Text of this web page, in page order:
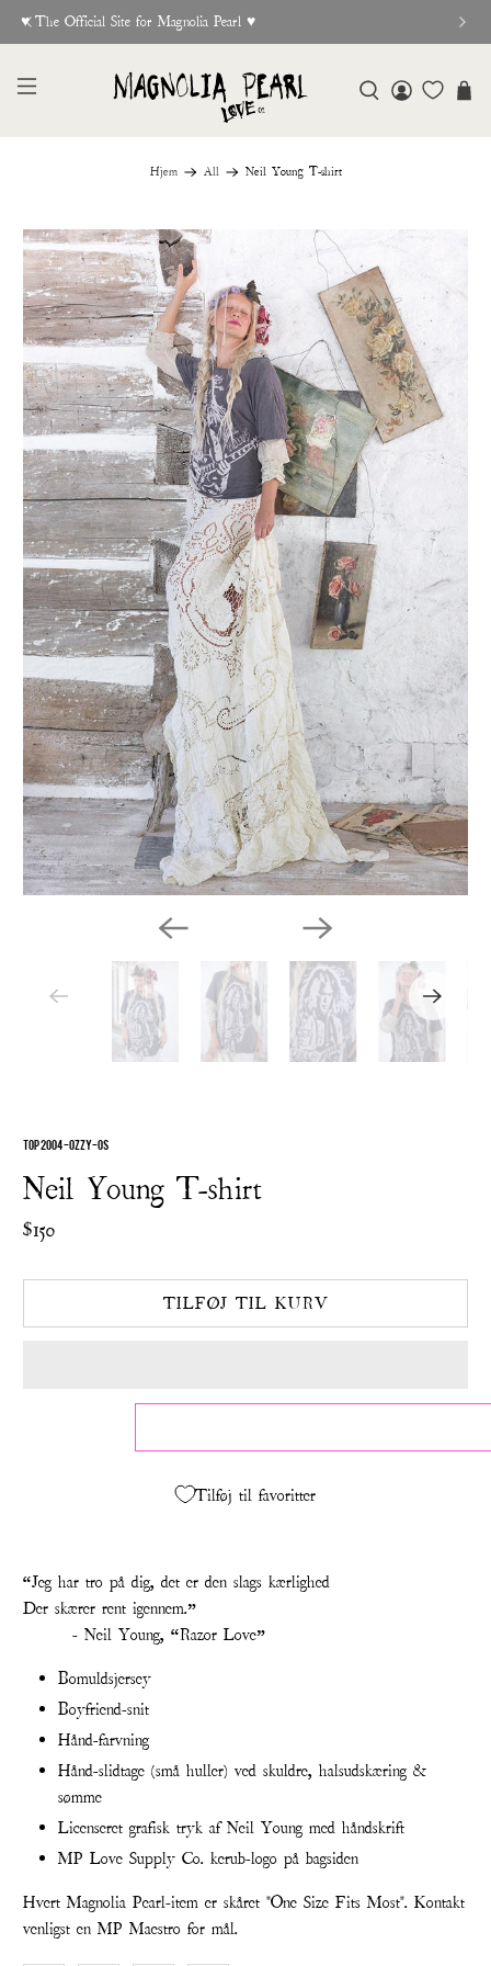
♥︎ The Official Site for Magnolia Pearl ♥︎
Hjem All Neil Young T-shirt
TOP 2004-OZZY-OS
Neil Young T-shirt
$150
TILFØJ TIL KURV
Tilføj til favoritter
“Jeg har tro på dig, det er den slags kærlighed
Der skærer rent igennem.”
- Neil Young, “Razor Love”
Bomuldsjersey
Boyfriend-snit
Hånd-farvning
Hånd-slidtage (små huller) ved skuldre, halsudskæring &
sømme
Licenseret grafisk tryk af Neil Young med håndskrift
MP Love Supply Co. kerub-logo på bagsiden
Hvert Magnolia Pearl-item er skåret "One Size Fits Most". Kontakt
venligst en MP Maestro for mål.